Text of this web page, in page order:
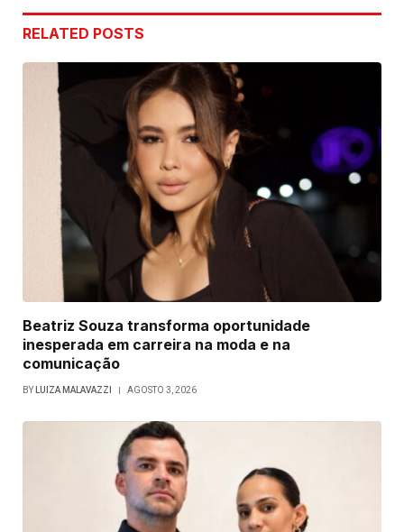
RELATED POSTS
Beatriz Souza transforma oportunidade
inesperada em carreira na moda e na
comunicação
BY LUIZA MALAVAZZI AGOSTO 3, 2026